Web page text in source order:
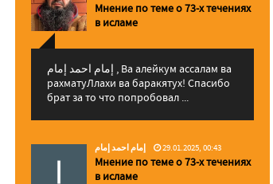
Мнение по теме о 73-х течениях
в исламе
إمام احمد إمام , Ва алейкум ассалам ва
рахматуЛлахи ва баракятух! Спасибо
брат за то что попробовал ...
إمام احمد إمام 29.01.2025, 00:43
Мнение по теме о 73-х течениях
в исламе